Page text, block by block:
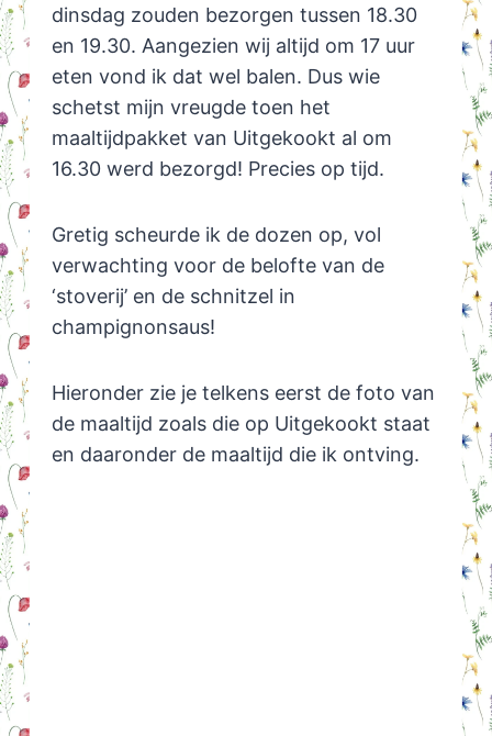
dinsdag zouden bezorgen tussen 18.30
en 19.30. Aangezien wij altijd om 17 uur
eten vond ik dat wel balen. Dus wie
schetst mijn vreugde toen het
maaltijdpakket van Uitgekookt al om
16.30 werd bezorgd! Precies op tijd.
Gretig scheurde ik de dozen op, vol
verwachting voor de belofte van de
‘stoverij’ en de schnitzel in
champignonsaus!
Hieronder zie je telkens eerst de foto van
de maaltijd zoals die op Uitgekookt staat
en daaronder de maaltijd die ik ontving.